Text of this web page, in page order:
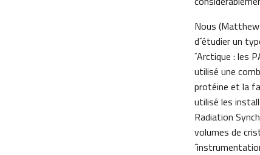
Nous
d´étudier un
´Arctique : les
utilisé une
protéine et la
utilisé les
Radiation
volumes de